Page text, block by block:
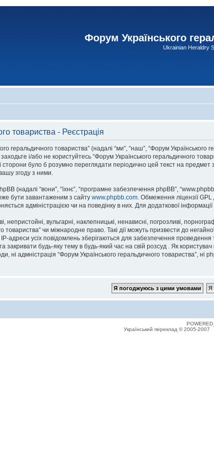
Форум Українського
Ukrainian Heraldry
товариства - Реєстрація
геральдичного товариства” (надалі “ми”, “наш”, “Форум
і/або не користуйтесь “Форум Українського геральдичного
було б розумно переглядати періодично цей текст на предмет
згоду з ними.
(надалі “вони”, “їхнє”, “програмне забезпечення phpBB”,
бути завантаженим з сайту www.phpbb.com. Обмеження ліцензії GPL
адміністрацією чи на поведінку в них. Для додаткової
непристойні, вульгарні, наклепницькі, ненависні, погрозливі,
товариства” чи міжнародне право. Такі дії можуть призвести до
адреси усіх повідомлень зберігаються для забезпечення
закривати будь-яку тему в будь-який час на свій розсуд . Як
ні адмністрація “Форум Українського геральдичного товариства”, ні
Український переклад © 2005-2007